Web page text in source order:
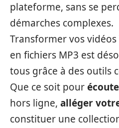
plateforme, sans se
démarches complexes.
Transformer vos
en fichiers MP3 est
tous grâce à des outils
Que ce soit pour
hors ligne, alléger
constituer une